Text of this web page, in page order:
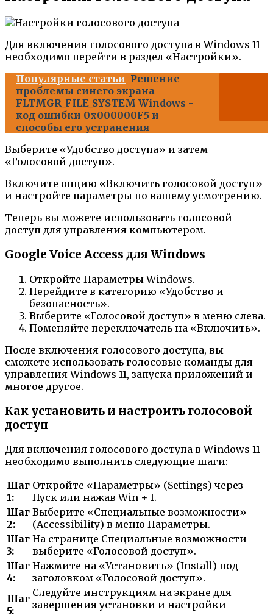
Для включения голосового доступа в Windows 11
необходимо перейти в раздел «Настройки».
Популярные статьи Решение
проблемы синего экрана
FLTMGR_FILE_SYSTEM Windows -
код ошибки 0x000000F5 и
способы его устранения
Выберите «Удобство доступа» и затем
«Голосовой доступ».
Включите опцию «Включить голосовой доступ»
и настройте параметры по вашему усмотрению.
Теперь вы можете использовать голосовой
доступ для управления компьютером.
Google Voice Access для Windows
Откройте Параметры Windows.
Перейдите в категорию «Удобство и
безопасность».
Выберите «Голосовой доступ» в меню слева.
Поменяйте переключатель на «Включить».
После включения голосового доступа, вы
сможете использовать голосовые команды для
управления Windows 11, запуска приложений и
многое другое.
Как установить и настроить голосовой
доступ
Для включения голосового доступа в Windows 11
необходимо выполнить следующие шаги:
Шаг
1:
Откройте «Параметры» (Settings) через
Пуск или нажав Win + I.
Шаг
2:
Выберите «Специальные возможности»
(Accessibility) в меню Параметры.
Шаг
3:
На странице Специальные возможности
выберите «Голосовой доступ».
Шаг
4:
Нажмите на «Установить» (Install) под
заголовком «Голосовой доступ».
Шаг
5:
Следуйте инструкциям на экране для
завершения установки и настройки